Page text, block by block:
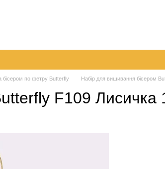
бісером по фетру Butterfly Набір для вишивання бісером
F109 Лисичка